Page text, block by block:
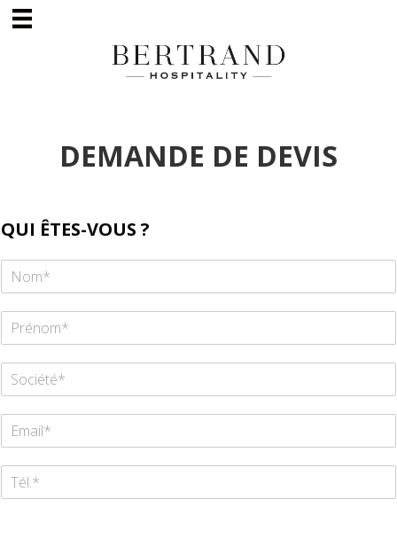
DEMANDE DE DEVIS
QUI ÊTES-VOUS ?